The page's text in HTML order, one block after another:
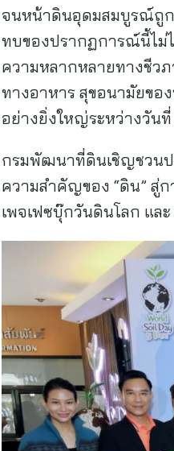
จนหน้าดินอุดมสมบูรณ์ถูก
ทบของปรากฏการณ์นี้ไม่
ความหลากหลายทางชีว
ทางอาหาร สุขอนามัยขอ
อย่างยิ่งใหญ่ระหว่างวัน
กรมพัฒนาที่ดินเชิญชวนป
ความสำคัญของ “ดิน” สู่
เพจเฟซบุ๊กวันดินโลก แ